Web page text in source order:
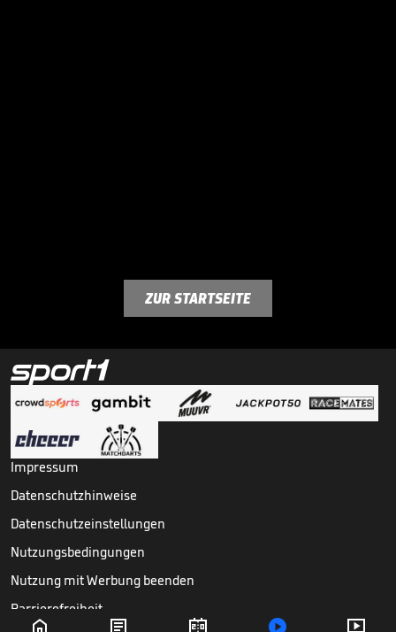
    
ZUR STARTSEITE
Impressum
Datenschutzhinweise
Datenschutzeinstellungen
Nutzungsbedingungen
Nutzung mit Werbung beenden
Barrierefreiheit